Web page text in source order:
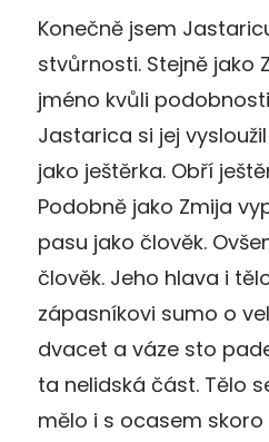
Konečně jsem
stvůrnosti. Stejně jako
jméno kvůli
Jastarica si jej
jako ještěrka. Obří
Podobně jako Zmija
pasu jako člověk.
člověk. Jeho hlava i
zápasníkovi sumo o
dvacet a váze sto
ta nelidská část. Tělo
mělo i s ocasem